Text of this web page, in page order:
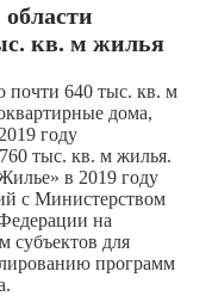
кв. м жилья
почти 640 тыс. кв. м
дома,
году
тыс. кв. м жилья.
в 2019 году
с Министерством
на
субъектов для
программ